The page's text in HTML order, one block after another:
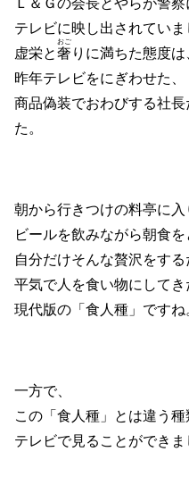
テレビに映し出されていま
虚栄と奢
おご
りに満ちた態度は
昨年テレビをにぎわせた、
商品偽装でおわびする社
た。
朝から行きつけの料亭に入
ビールを飲みながら朝食
自分だけそんな贅沢をする
平気で人を食い物にしてき
現代版の「食人種」ですね
一方で、
この「食人種」とは違う
テレビで見ることができま